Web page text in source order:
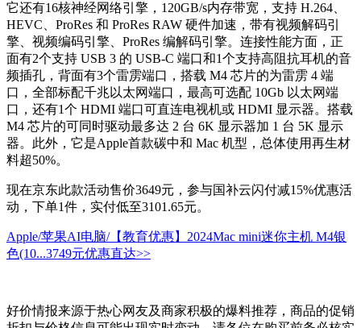
它还有16核神经网络引擎，120GB/s内存带宽，支持 H.264、
HEVC、ProRes 和 ProRes RAW 硬件加速，带有视频解码引
擎、视频编码引擎、ProRes 编解码引擎。连接性能方面，正
面有2个支持 USB 3 的 USB-C 端口和1个支持高阻抗耳机的音
频插孔，背面有3个雷雳端口，搭载 M4 芯片的为雷雳 4 端
口，全部标配千兆以太网端口，最高可选配 10Gb 以太网端
口，还有1个 HDMI 端口可直连电视机或 HDMI 显示器。搭载
M4 芯片的可同时驱动最多达 2 台 6K 显示器加 1 台 5K 显示
器。此外，它是Apple首款碳中和 Mac 机型，总体使用再生材
料超50%。
现在京东此款活动售价3649元，参与国补云闪付减15%优惠活
动，下单1件，实付低至3101.65元。
Apple/苹果AI电脑/【教育优惠】2024Mac mini迷你主机 M4银
色(10...3749元优惠直达>>
好价情报来源于热心网友及商家积极的爆料推荐，商品的促销